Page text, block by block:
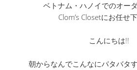
ベトナム・ハノイでのオー
Clom’s Closetにお任せ
こんにちは!!
朝からなんでこんなにバタバタ